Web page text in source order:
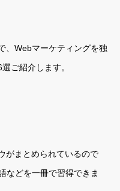
、Webマーケティングを独
ご紹介します。
がまとめられているので
などを一冊で習得できま